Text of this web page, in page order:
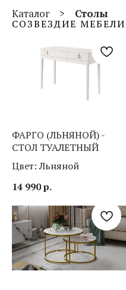
СОЗВЕЗДИЕ МЕБЕЛИ
Каталог Столы
>
ФАРГО (ЛЬНЯНОЙ) -
СТОЛ ТУАЛЕТНЫЙ
Цвет: Льняной
14 990р.